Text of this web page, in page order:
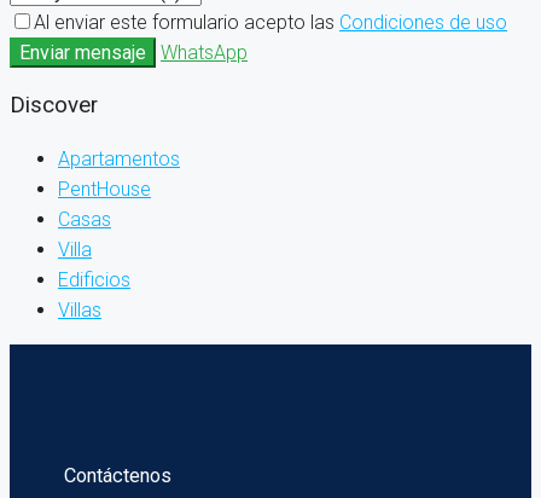
Al enviar este formulario acepto las Condiciones de uso
Enviar mensaje
WhatsApp
Discover
Apartamentos
PentHouse
Casas
Villa
Edificios
Villas
Contáctenos